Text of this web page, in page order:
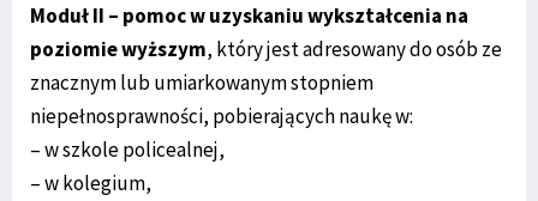
Moduł II – pomoc w uzyskaniu wykształcenia na
poziomie wyższym, który jest adresowany do osób ze
znacznym lub umiarkowanym stopniem
niepełnosprawności, pobierających naukę w:
– w szkole policealnej,
– w kolegium,